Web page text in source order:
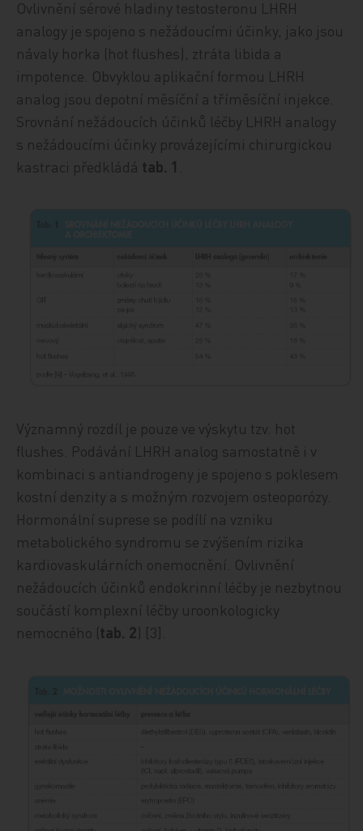
Ovlivnění sérové hladiny testosteronu LHRH
analogy je spojeno s nežádoucími účinky, jako jsou
návaly horka (hot flushes), ztráta libida a
impotence. Obvyklou aplikační formou LHRH
analog jsou depotní měsíční a tříměsíční injekce.
Srovnání nežádoucích účinků léčby LHRH analogy
s nežádoucími účinky provázejícími chirurgickou
kastraci předkládá tab. 1
Významný rozdíl je pouze ve výskytu tzv. hot
flushes. Podávání LHRH analog samostatně i v
kombinaci s antiandrogeny je spojeno s poklesem
kostní denzity a s možným rozvojem osteoporózy.
Hormonální suprese se podílí na vzniku
metabolického syndromu se zvýšením rizika
kardiovaskulárních onemocnění. Ovlivnění
nežádoucích účinků endokrinní léčby je nezbytnou
součástí komplexní léčby uroonkologicky
nemocného (tab. 2) [3].